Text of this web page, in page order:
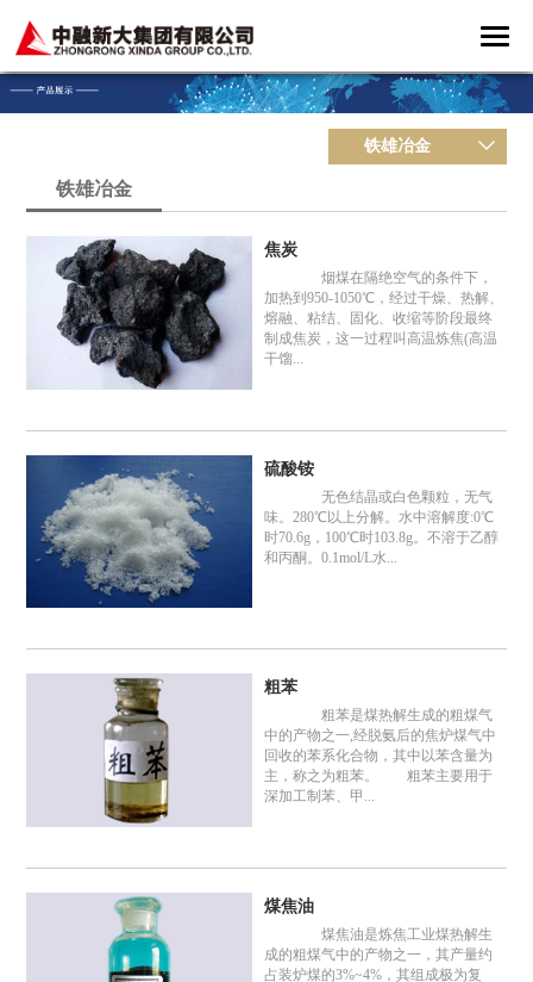
铁雄冶金
铁雄冶金
焦炭
烟煤在隔绝空气的条件下，
加热到950-1050℃，经过干燥、热解、
熔融、粘结、固化、收缩等阶段最终
制成焦炭，这一过程叫高温炼焦(高温
干馏...
硫酸铵
无色结晶或白色颗粒，无气
味。280℃以上分解。水中溶解度:0℃
时70.6g，100℃时103.8g。不溶于乙醇
和丙酮。0.1mol/L水...
粗苯
粗苯是煤热解生成的粗煤气
中的产物之一,经脱氨后的焦炉煤气中
回收的苯系化合物，其中以苯含量为
主，称之为粗苯。 粗苯主要用于
深加工制苯、甲...
煤焦油
煤焦油是炼焦工业煤热解生
成的粗煤气中的产物之一，其产量约
占装炉煤的3%~4%，其组成极为复